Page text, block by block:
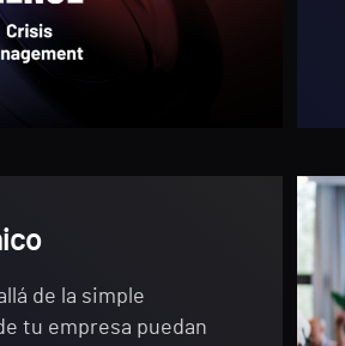
de la simple
tu empresa puedan